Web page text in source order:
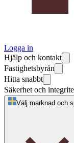
Logga in
Hjälp och kontakt
Fastighetsbyrån
Hitta snabbt
Säkerhet och
Välj marknad och